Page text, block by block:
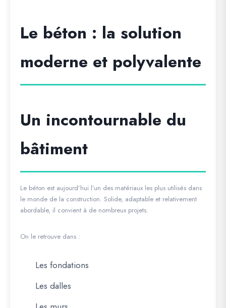
Le béton : la solution
moderne et polyvalente
Un incontournable du
bâtiment
Le béton est aujourd’hui l’un des matériaux les plus utilisés dans
le monde de la construction. Solide, adaptable et relativement
abordable, il convient à de nombreux projets.
On le retrouve dans :
Les fondations
Les dalles